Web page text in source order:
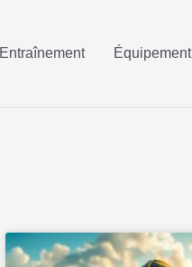
Entraînement Équipement